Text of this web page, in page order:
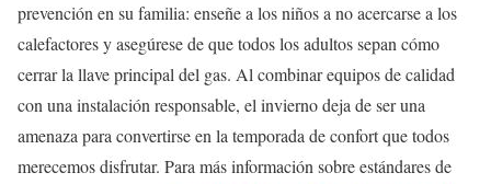
prevención en su familia: enseñe a los niños a no acercarse a los
calefactores y asegúrese de que todos los adultos sepan cómo
cerrar la llave principal del gas. Al combinar equipos de calidad
con una instalación responsable, el invierno deja de ser una
amenaza para convertirse en la temporada de confort que todos
merecemos disfrutar. Para más información sobre estándares de